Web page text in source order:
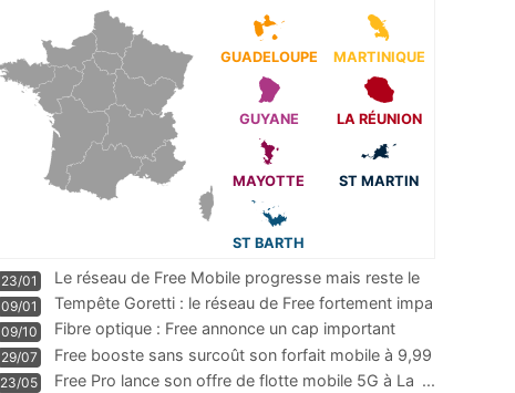
GUADELOUPE MARTINIQUE
GUYANE LA RÉUNION
MAYOTTE ST MARTIN
ST BARTH
23/01
Le réseau de Free Mobile progresse mais reste le
m
...
09/01
Tempête Goretti : le réseau de Free fortement impa
09/10
Fibre optique : Free annonce un cap important
pass
...
29/07
Free booste sans surcoût son forfait mobile à 9,99
23/05 Free Pro lance son offre de flotte mobile 5G à La ...